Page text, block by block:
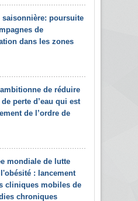
saisonnière: poursuite
de
dans les zones
ambitionne de réduire
de perte d’eau qui est
de l’ordre de
mondiale de lutte
: lancement
cliniques mobiles de
chroniques